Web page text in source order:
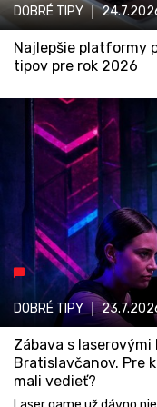
DOBRÉ TIPY
Najlepšie platformy
tipov pre rok 2026
DOBRÉ TIPY
Zábava s
Bratislavčanov. Pre
mali vedieť?